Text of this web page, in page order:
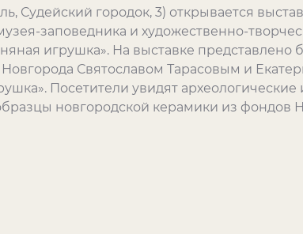
Судейский городок, 3) открывается
заповедника и художественно-
игрушка». На выставке представлено
Святославом Тарасовым и
Посетители увидят археологические
новгородской керамики из фондов